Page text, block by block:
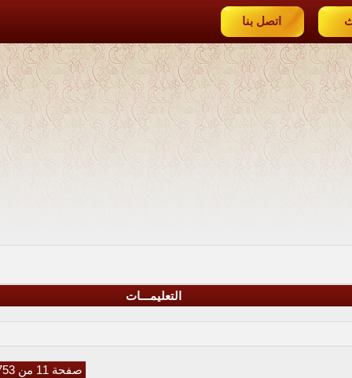
اتصل بنا
التعليمـــات
صفحة 11 من 753